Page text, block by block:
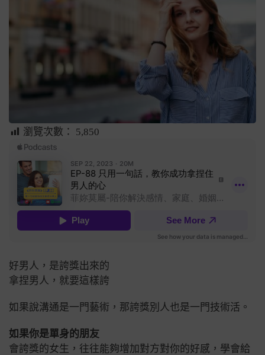
瀏覽次數： 5,850
好男人，是誇獎出來的
拿捏男人，就要這樣誇
如果說溝通是一門藝術，那誇獎別人也是一門技術活。
如果你是單身的朋友
會誇獎的女生，往往能夠增加對方對你的好感，學會給